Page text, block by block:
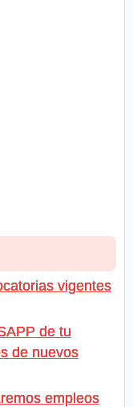
vigentes
de tu
de nuevos
empleos